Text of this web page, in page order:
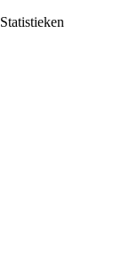
Statistieken